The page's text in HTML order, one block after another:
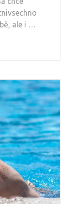
ale i …